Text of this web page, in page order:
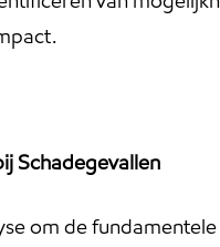
Schadegevallen
om de